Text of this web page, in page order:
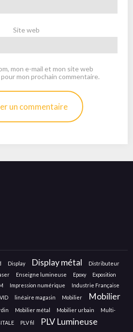
Site web
mon e-mail et mon site web
mon prochain commentaire.
Display Display métal
Distributeur
Enseigne lumineuse Epoxy
Exposition
Impression numérique
Industrie Française
linéaire magasin Mobilier
Mobilier
Mobilier métal Mobilier urbain
Multi-
PLV fil PLV Lumineuse